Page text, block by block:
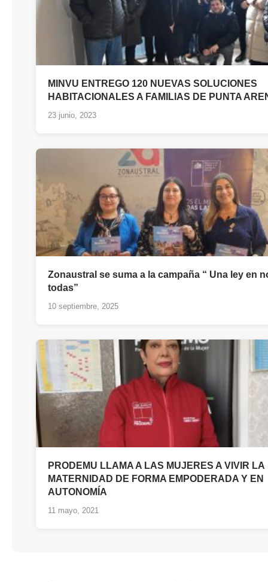
MINVU ENTREGO 120 NUEVAS SOLUCIONES
HABITACIONALES A FAMILIAS DE PUNTA
23 junio, 2023
Zonaustral se suma a la campaña “ Una ley en
todas”
10 septiembre, 2025
PRODEMU LLAMA A LAS MUJERES A VIVIR LA
MATERNIDAD DE FORMA EMPODERADA Y EN
AUTONOMÍA
11 mayo, 2021